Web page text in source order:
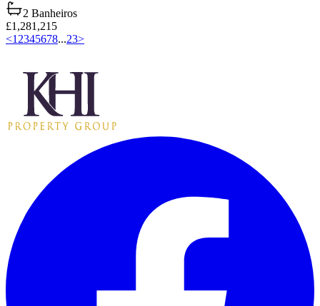
2 Banheiros
£1,281,215
<1 2345678...23>